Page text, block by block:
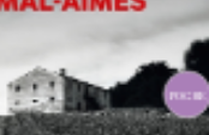
POCHE